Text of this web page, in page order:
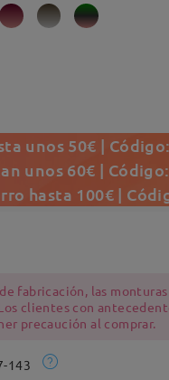
unos 50€ | Código:
unos 60€ | Código:
hasta 100€ |
fabricación, las
clientes con
precaución al comprar.
143